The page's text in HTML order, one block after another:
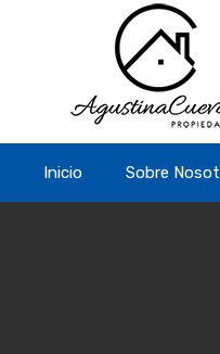
Inicio Sobre